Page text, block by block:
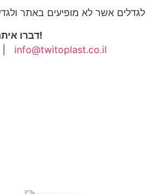
לגדלים אשר לא מופיעים באתר
דברו איתנו!
info@twitoplast.co.il